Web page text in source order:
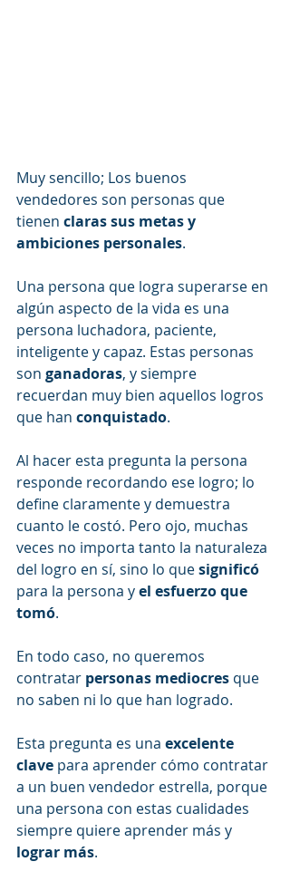
Muy sencillo; Los buenos
vendedores son personas que
tienen claras sus metas y
ambiciones personales.
Una persona que logra superarse en
algún aspecto de la vida es una
persona luchadora, paciente,
inteligente y capaz. Estas personas
son ganadoras, y siempre
recuerdan muy bien aquellos logros
que han conquistado.
Al hacer esta pregunta la persona
responde recordando ese logro; lo
define claramente y demuestra
cuanto le costó. Pero ojo, muchas
veces no importa tanto la naturaleza
del logro en sí, sino lo que significó
para la persona y el esfuerzo que
tomó.
En todo caso, no queremos
contratar personas mediocres que
no saben ni lo que han logrado.
Esta pregunta es una excelente
clave para aprender cómo contratar
a un buen vendedor estrella, porque
una persona con estas cualidades
siempre quiere aprender más y
lograr más.